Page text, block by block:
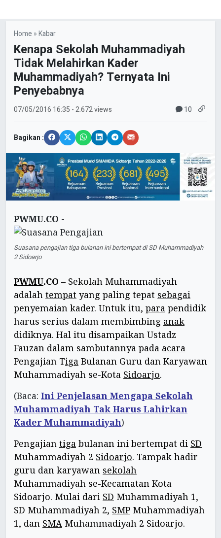
Home »Kabar
Kenapa Sekolah Muhammadiyah
Tidak Melahirkan Kader
Muhammadiyah? Ternyata Ini
Penyebabnya
07/05/2016 16:35 - 2.672 views 10
Bagikan :
PWMU.CO -
Suasana pengajian tiga bulanan ini bertempat di SD Muhammadiyah
2 Sidoarjo
PWMU.CO – Sekolah Muhammadiyah
adalah tempat yang paling tepat sebagai
penyemaian kader. Untuk itu, para pendidik
harus serius dalam membimbing anak
didiknya. Hal itu disampaikan Ustadz
Fauzan dalam sambutannya pada acara
Pengajian Tiga Bulanan Guru dan Karyawan
Muhammadiyah se-Kota Sidoarjo.
(Baca: Ini Penjelasan Mengapa Sekolah
Muhammadiyah Tak Harus Lahirkan
Kader Muhammadiyah)
Pengajian tiga bulanan ini bertempat di SD
Muhammadiyah 2 Sidoarjo. Tampak hadir
guru dan karyawan sekolah
Muhammadiyah se-Kecamatan Kota
Sidoarjo. Mulai dari SD Muhammadiyah 1,
SD Muhammadiyah 2, SMP Muhammadiyah
1, dan SMA Muhammadiyah 2 Sidoarjo.